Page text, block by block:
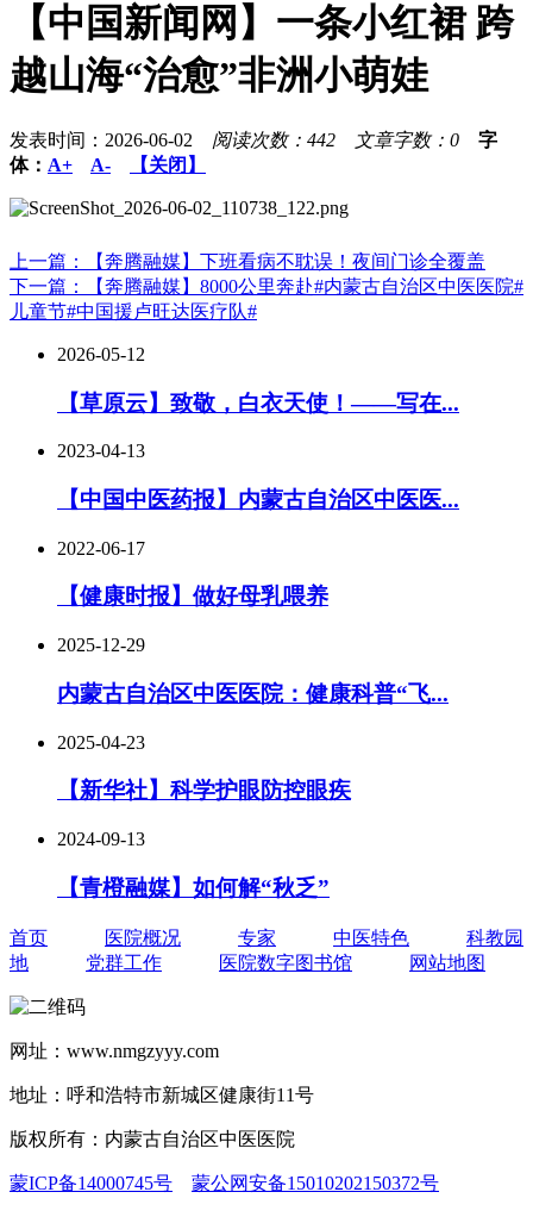
【中国新闻网】一条小红裙 跨
越山海“治愈”非洲小萌娃
发表时间：2026-06-02 阅读次数：442 文章字数：0 字
体： A+ A- 【关闭】
上一篇：【奔腾融媒】下班看病不耽误！夜间门诊全覆盖
下一篇：【奔腾融媒】8000公里奔赴#内蒙古自治区中医医院#
儿童节#中国援卢旺达医疗队#
2026-05-12
【草原云】致敬，白衣天使！——写在...
2023-04-13
【中国中医药报】内蒙古自治区中医医...
2022-06-17
【健康时报】做好母乳喂养
2025-12-29
内蒙古自治区中医医院：健康科普“飞...
2025-04-23
【新华社】科学护眼防控眼疾
2024-09-13
【青橙融媒】如何解“秋乏”
首页 医院概况 专家 中医特色
科教园
地
党群工作 医院数字图书馆 网站地图
网址：www.nmgzyyy.com
地址：呼和浩特市新城区健康街11号
版权所有：内蒙古自治区中医医院
蒙ICP备14000745号 蒙公网安备15010202150372号